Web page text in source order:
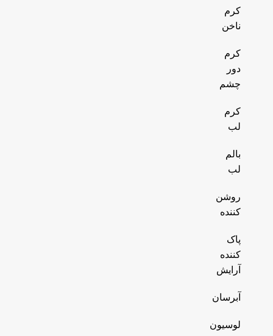
کرم
ناخن
کرم
دور
چشم
کرم
لب
بالم
لب
روشن
کننده
پاک
کننده
آرایش
آبرسان
لوسیون